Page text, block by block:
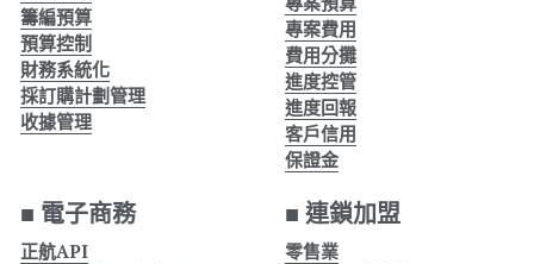
籌編預算
預算控制
財務系統化
採訂購計劃管理
收據管理
專案費用
費用分攤
進度控管
進度回報
客戶信用
保證金
■ 電子商務
正航API
■ 連鎖加盟
零售業
IFRS
一例一休
基本工資
CRM客戶關係管理